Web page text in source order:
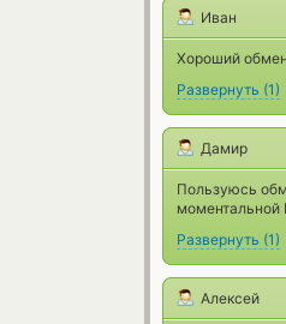
Иван
Хороший
Развернуть (1)
Дамир
Пользуюсь
моментальной
Развернуть (1)
Алексей